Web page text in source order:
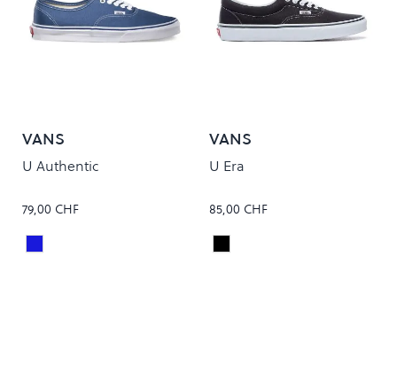
VANS
U Authentic
79,00 CHF
Colour
Navy
VANS
U Era
85,00 CHF
Colour
Black